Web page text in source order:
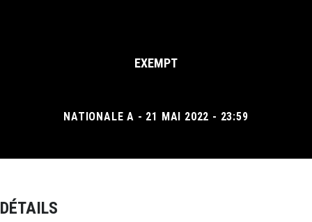
EXEMPT
NATIONALE A - 21 MAI 2022 - 23:59
DÉTAILS